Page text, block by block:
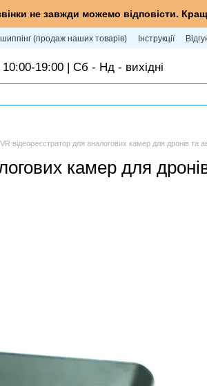
не завжди можемо відповісти.
(продаж наших товарів) Інструкції
19:00 | Сб - Нд - вихідні
відеореєстратор для аналогових камер для дронів та
камер для